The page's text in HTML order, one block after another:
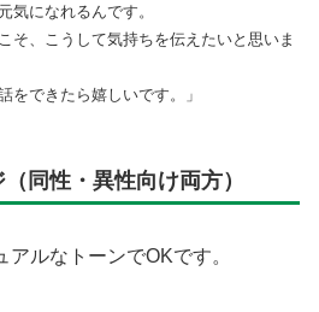
気になれるんです。
そ、こうして気持ちを伝えたいと思いま
をできたら嬉しいです。」
同性・異性向け両方）
ルなトーンでOKです。